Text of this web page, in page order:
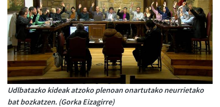
Udlbatazko kideak atzoko plenoan onartutako neurrietako
bat bozkatzen. (Gorka Eizagirre)